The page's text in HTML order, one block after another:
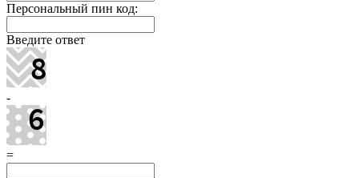
Персональный пин код:
Введите ответ
-
=